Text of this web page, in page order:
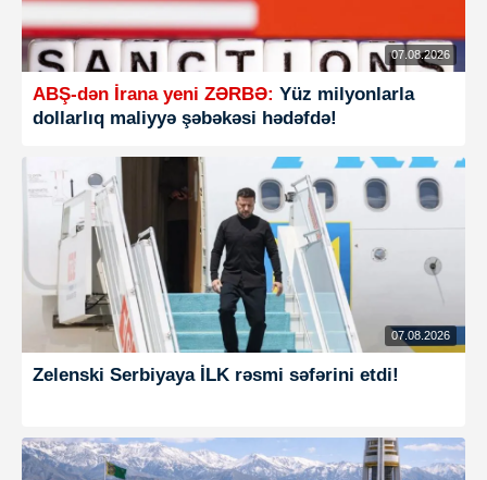
07.08.2026
ABŞ-dən İrana yeni ZƏRBƏ: Yüz milyonlarla
dollarlıq maliyyə şəbəkəsi hədəfdə!
07.08.2026
Zelenski Serbiyaya İLK rəsmi səfərini etdi!